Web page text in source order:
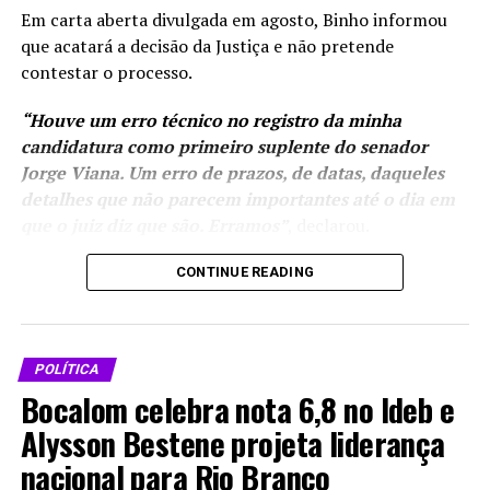
Em carta aberta divulgada em agosto, Binho informou
que acatará a decisão da Justiça e não pretende
contestar o processo.
“Houve um erro técnico no registro da minha
candidatura como primeiro suplente do senador
Jorge Viana. Um erro de prazos, de datas, daqueles
detalhes que não parecem importantes até o dia em
Mesmo fora da chapa,
continuará
integrará a
coordenação das
candidaturas de Jorge
Viana ao Senado e de
CONTINUE READING
POLÍTICA
Bocalom celebra nota 6,8 no Ideb e
Alysson Bestene projeta liderança
nacional para Rio Branco